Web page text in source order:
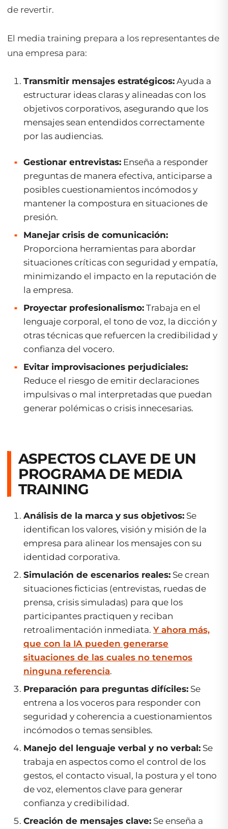
de revertir.
El media training prepara a los representantes de
una empresa para:
Transmitir mensajes estratégicos: Ayuda a
estructurar ideas claras y alineadas con los
objetivos corporativos, asegurando que los
mensajes sean entendidos correctamente
por las audiencias.
Gestionar entrevistas: Enseña a responder
preguntas de manera efectiva, anticiparse a
posibles cuestionamientos incómodos y
mantener la compostura en situaciones de
presión.
Manejar crisis de comunicación:
Proporciona herramientas para abordar
situaciones críticas con seguridad y empatía,
minimizando el impacto en la reputación de
la empresa.
Proyectar profesionalismo: Trabaja en el
lenguaje corporal, el tono de voz, la dicción y
otras técnicas que refuercen la credibilidad y
confianza del vocero.
Evitar improvisaciones perjudiciales:
Reduce el riesgo de emitir declaraciones
impulsivas o mal interpretadas que puedan
generar polémicas o crisis innecesarias.
ASPECTOS CLAVE DE UN
PROGRAMA DE MEDIA
TRAINING
Análisis de la marca y sus objetivos: Se
identifican los valores, visión y misión de la
empresa para alinear los mensajes con su
identidad corporativa.
Simulación de escenarios reales: Se crean
situaciones ficticias (entrevistas, ruedas de
prensa, crisis simuladas) para que los
participantes practiquen y reciban
retroalimentación inmediata. Y ahora más,
que con la IA pueden generarse
situaciones de las cuales no tenemos
ninguna referencia.
Preparación para preguntas difíciles: Se
entrena a los voceros para responder con
seguridad y coherencia a cuestionamientos
incómodos o temas sensibles.
Manejo del lenguaje verbal y no verbal: Se
trabaja en aspectos como el control de los
gestos, el contacto visual, la postura y el tono
de voz, elementos clave para generar
confianza y credibilidad.
Creación de mensajes clave: Se enseña a